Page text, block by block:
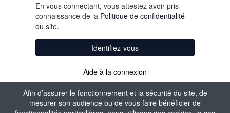
Afin d’assurer le fonctionnement et la sécurité du site, de
mesurer son audience ou de vous faire bénéficier de
En vous connectant, vous attestez avoir pris
connaissance de la Politique de confidentialité
du site.
Identifiez-vous
Aide à la connexion